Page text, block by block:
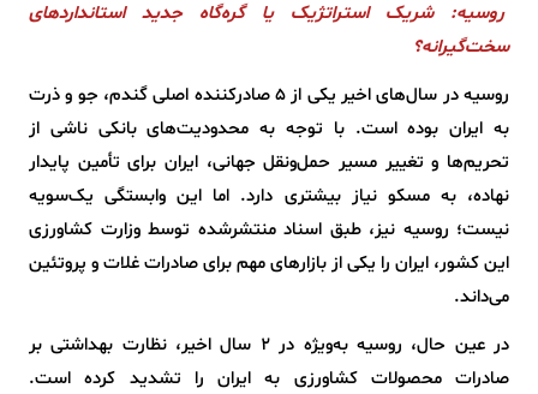
روسیه: شریک استراتژیک یا گره‌گاه جدید استانداردهای
سخت‌گیرانه؟
روسیه در سال‌های اخیر یکی از 5 صادرکننده اصلی گندم، جو و ذرت
به ایران بوده است. با توجه به محدودیت‌های بانکی ناشی از
تحریم‌ها و تغییر مسیر حمل‌ونقل جهانی، ایران برای تأمین پایدار
نهاده، به مسکو نیاز بیشتری دارد. اما این وابستگی یک‌سویه
نیست؛ روسیه نیز، طبق اسناد منتشرشده توسط وزارت کشاورزی
این کشور، ایران را یکی از بازارهای مهم برای صادرات غلات و پروتئین
می‌داند.
در عین حال، روسیه به‌ویژه در 2 سال اخیر، نظارت بهداشتی بر
صادرات محصولات کشاورزی به ایران را تشدید کرده است.